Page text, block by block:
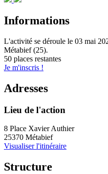
Informations
L'activité se déroule le 03 mai
Métabief (25).
50 places restantes
Je m'inscris !
Adresses
Lieu de l'action
8 Place Xavier Authier
25370 Métabief
Visualiser l'itinéraire
Structure